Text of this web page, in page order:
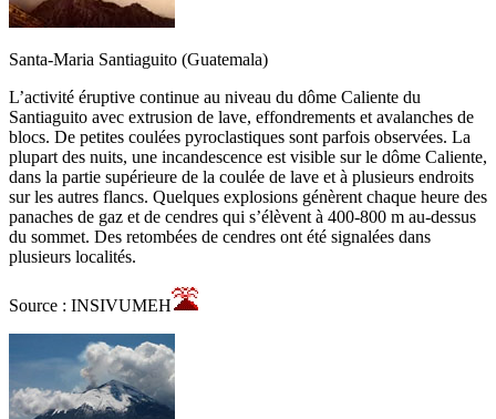
Santa-Maria Santiaguito (Guatemala)
L’activité éruptive continue au niveau du dôme Caliente du
Santiaguito avec extrusion de lave, effondrements et avalanches de
blocs. De petites coulées pyroclastiques sont parfois observées. La
plupart des nuits, une incandescence est visible sur le dôme Caliente,
dans la partie supérieure de la coulée de lave et à plusieurs endroits
sur les autres flancs. Quelques explosions génèrent chaque heure des
panaches de gaz et de cendres qui s’élèvent à 400-800 m au-dessus
du sommet. Des retombées de cendres ont été signalées dans
plusieurs localités.
Source : INSIVUMEH